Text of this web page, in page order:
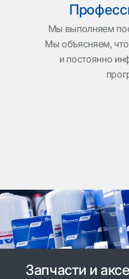
Мы выполняем
Мы объясняем,
и постоянно
Запчасти и